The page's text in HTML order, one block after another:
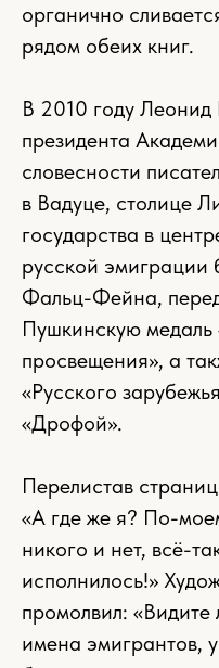
органично
рядом обеих книг.
В 2010 году Леонид
президента
словесности
в Вадуце, столице
государства в
русской
Фальц-Фейна,
Пушкинскую медаль
просвещения», а
«Русского
«Дрофой».
Перелистав
«А где же я? По-
никого и нет, всё-
исполнилось!»
промолвил: «Видите
имена эмигрантов,